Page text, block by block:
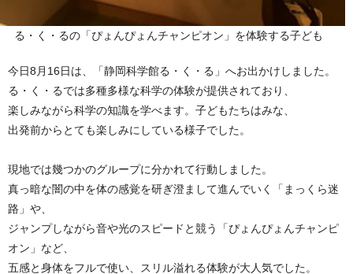
る・く・るの「ぴょんぴょんチャンピオン」を体験する子ども
今日8月16日は、「静岡科学館る・く・る」へお出かけしました。
る・く・るでは多種多様な科学の体験が提供されており、
楽しみながら科学の知識を学べます。子どもたちはみな、
出発前からとても楽しみにしている様子でした。
現地では幾つかのグループに分かれて行動しました。
真っ暗な闇の中を体の感覚を研ぎ澄まして進んでいく「まっくら迷
路」や、
ジャンプしながら音や光のスピードと競う「ぴょんぴょんチャンピ
オン」など、
五感と身体をフルで使い、スリル溢れる体験が大人気でした。